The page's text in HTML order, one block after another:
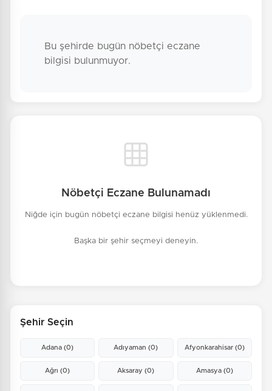
Bu şehirde bugün nöbetçi eczane
bilgisi bulunmuyor.
Nöbetçi Eczane Bulunamadı
Niğde için bugün nöbetçi eczane bilgisi henüz yüklenmedi.
Başka bir şehir seçmeyi deneyin.
Şehir Seçin
Adana(0) Adıyaman(0) Afyonkarahisar (0)
Ağrı(0) Aksaray(0) Amasya (0)